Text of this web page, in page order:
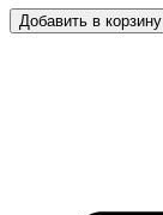
Добавить в корзину